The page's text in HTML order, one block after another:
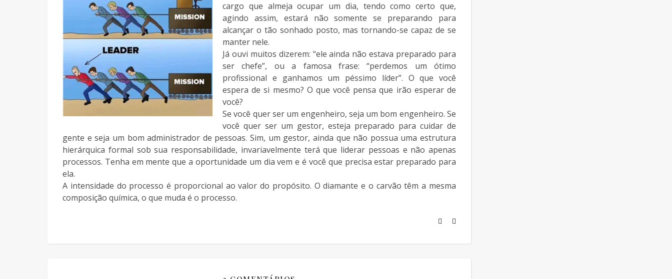
cargo que almeja ocupar um dia, tendo como certo que,
agindo assim, estará não somente se preparando para
alcançar o tão sonhado posto, mas tornando-se capaz de se
manter nele.
Já ouvi muitos dizerem: “ele ainda não estava preparado para
ser chefe”, ou a famosa frase: “perdemos um ótimo
profissional e ganhamos um péssimo líder”. O que você
espera de si mesmo? O que você pensa que irão esperar de
você?
Se você quer ser um engenheiro, seja um bom engenheiro. Se
você quer ser um gestor, esteja preparado para cuidar de
gente e seja um bom administrador de pessoas. Sim, um gestor, ainda que não possua uma estrutura
hierárquica formal sob sua responsabilidade, invariavelmente terá que liderar pessoas e não apenas
processos. Tenha em mente que a oportunidade um dia vem e é você que precisa estar preparado para
ela.
A intensidade do processo é proporcional ao valor do propósito. O diamante e o carvão têm a mesma
composição química, o que muda é o processo.